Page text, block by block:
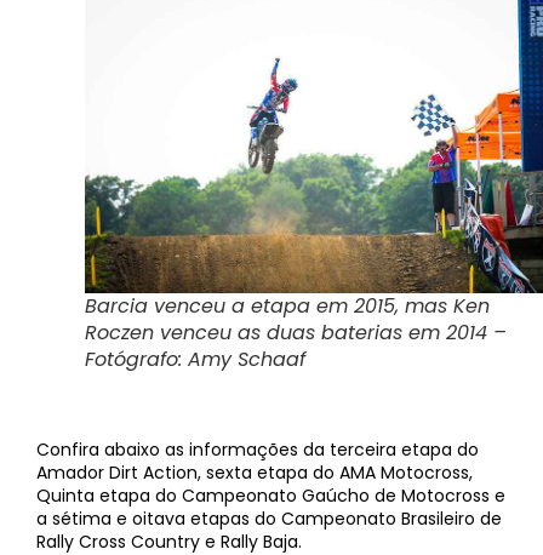
Barcia venceu a etapa em 2015, mas Ken
Roczen venceu as duas baterias em 2014 –
Fotógrafo: Amy Schaaf
Confira abaixo as informações da terceira etapa do
Amador Dirt Action, sexta etapa do AMA Motocross,
Quinta etapa do Campeonato Gaúcho de Motocross e
a sétima e oitava etapas do Campeonato Brasileiro de
Rally Cross Country e Rally Baja.